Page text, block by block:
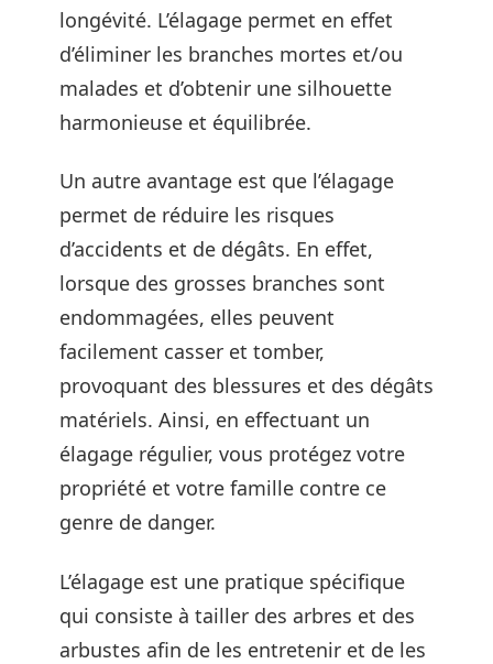
longévité. L’élagage permet en effet
d’éliminer les branches mortes et/ou
malades et d’obtenir une silhouette
harmonieuse et équilibrée.
Un autre avantage est que l’élagage
permet de réduire les risques
d’accidents et de dégâts. En effet,
lorsque des grosses branches sont
endommagées, elles peuvent
facilement casser et tomber,
provoquant des blessures et des dégâts
matériels. Ainsi, en effectuant un
élagage régulier, vous protégez votre
propriété et votre famille contre ce
genre de danger.
L’élagage est une pratique spécifique
qui consiste à tailler des arbres et des
arbustes afin de les entretenir et de les